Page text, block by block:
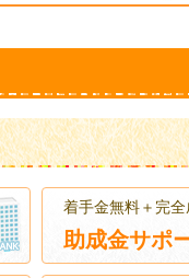
着手金無料＋完
助成金サポ